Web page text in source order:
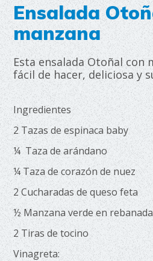
Ensalada
manzana
Esta ensalada Otoñal con
fácil de hacer, deliciosa y
Ingredientes
2 Tazas de espinaca baby
¼ Taza de arándano
¼ Taza de corazón de nuez
2 Cucharadas de queso feta
½ Manzana verde en
2 Tiras de tocino
Vinagreta: